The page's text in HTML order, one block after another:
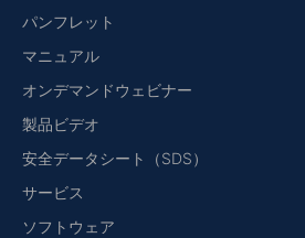
パンフレット
マニュアル
オンデマンドウェビナー
製品ビデオ
安全データシート（SDS）
サービス
ソフトウェア